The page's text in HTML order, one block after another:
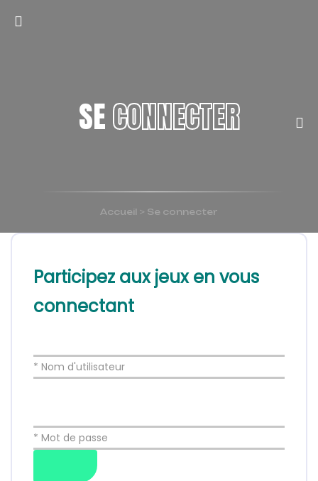
SECONNECTER
Accueil > Se connecter
Participez aux jeux en vous
connectant
* Nom d'utilisateur
* Mot de passe